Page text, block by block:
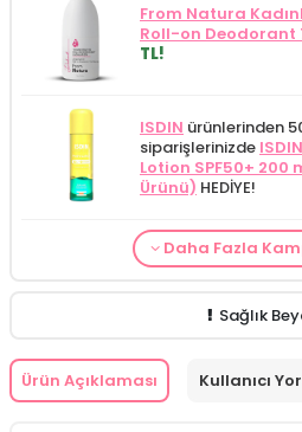
From Natura
Roll-on Deodorant
TL!
ISDIN ürünlerinden
siparişlerinizde
Lotion SPF50+ 200
Ürünü) HEDİYE!
Cilt Bakım ürünü
Daha Fazla
Sağlık
Ürün Açıklaması Kullanıcı